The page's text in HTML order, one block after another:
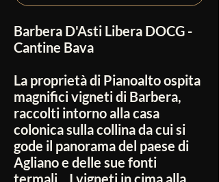
Barbera D'Asti Libera DOCG -
Cantine Bava
La proprietà di Pianoalto ospita
magnifici vigneti di Barbera,
raccolti intorno alla casa
colonica sulla collina da cui si
gode il panorama del paese di
Agliano e delle sue fonti